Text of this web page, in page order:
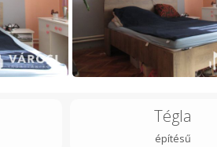
Tégla
építésű